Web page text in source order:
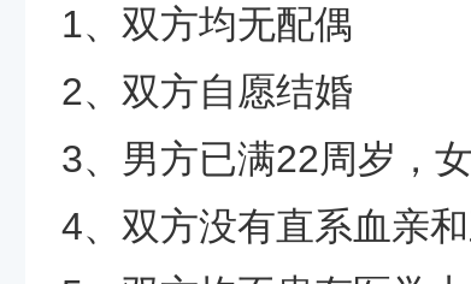
1、双方均无配偶
2、双方自愿结婚
3、男方已满22周岁，
4、双方没有直系血亲